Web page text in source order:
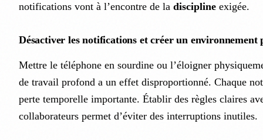
notifications vont à l’encontre de la discipline exigée.
Désactiver les notifications et créer un environnement
Mettre le téléphone en sourdine ou l’éloigner
de travail profond a un effet disproportionné. Chaque
perte temporelle importante. Établir des règles claires
collaborateurs permet d’éviter des interruptions inutiles.